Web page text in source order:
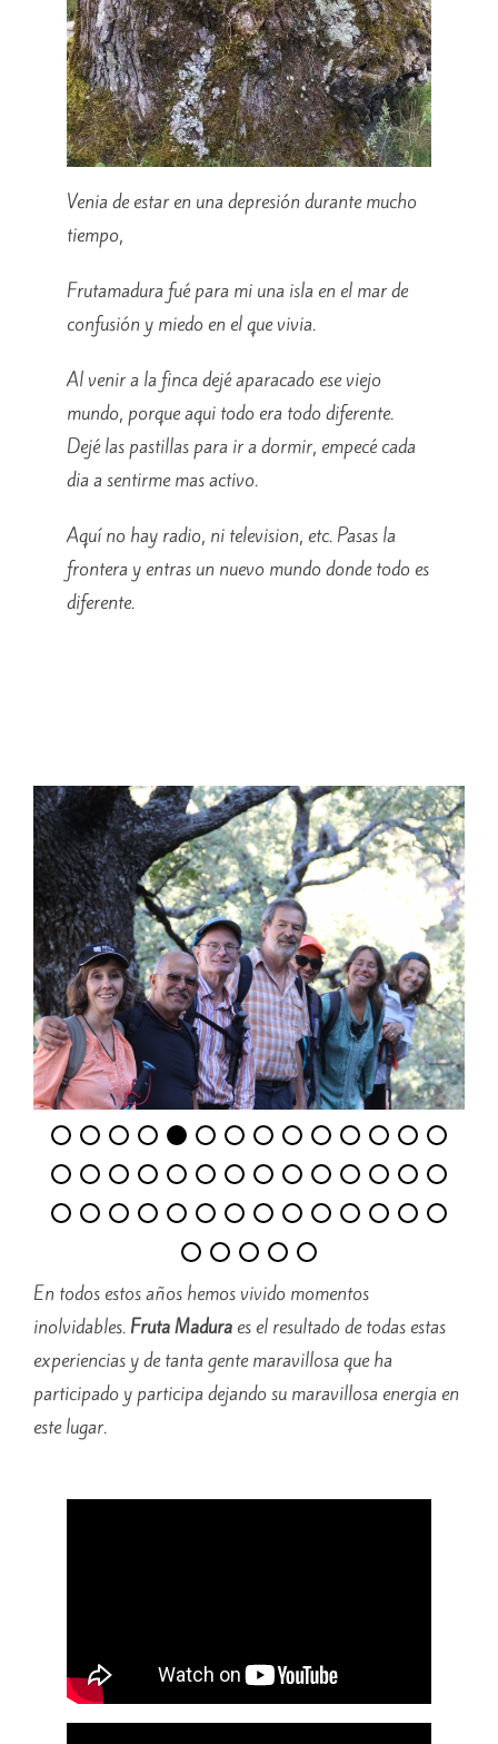
Venia de estar en una depresión durante mucho
tiempo,
Frutamadura fué para mi una isla en el mar de
confusión y miedo en el que vivia.
Al venir a la finca dejé aparacado ese viejo
mundo, porque aqui todo era todo diferente.
Dejé las pastillas para ir a dormir, empecé cada
dia a sentirme mas activo.
Aquí no hay radio, ni television, etc. Pasas la
frontera y entras un nuevo mundo donde todo es
diferente.
En todos estos años hemos vivido momentos
inolvidables. Fruta Maduraes el resultado de todas estas
experiencias y de tanta gente maravillosa que ha
participado y participa dejando su maravillosa energia en
este lugar.